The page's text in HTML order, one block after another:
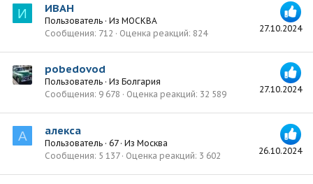
И
27.10.2024
ИВАН
Пользователь · Из МОСКВА
Сообщения 712 Оценка реакций 824
27.10.2024
pobedovod
Пользователь · Из Болгария
Сообщения 9 678 Оценка реакций 32 589
А
26.10.2024
алекса
Пользователь · 67 · Из Москва
Сообщения 5 137 Оценка реакций 3 602